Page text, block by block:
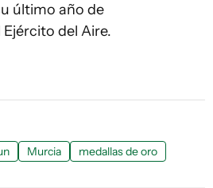
último año de
del Aire.
Murcia medallas de oro